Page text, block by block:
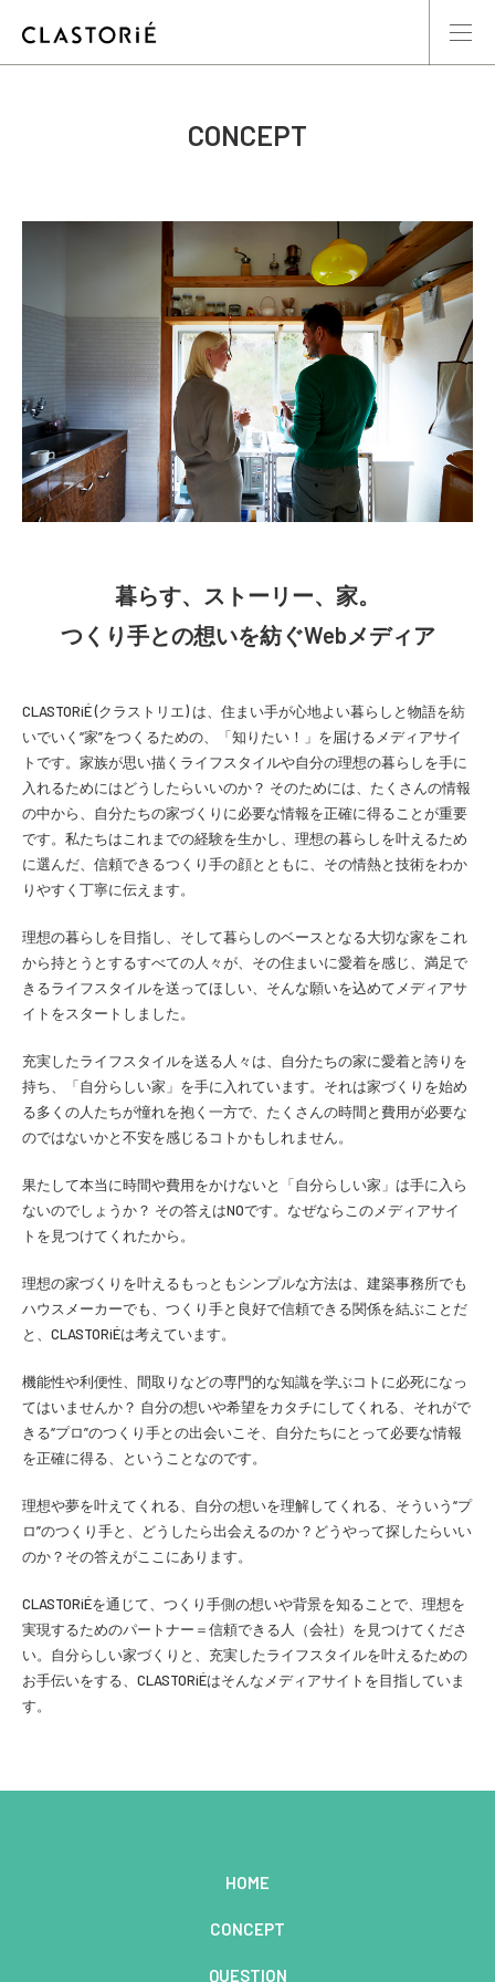
CONCEPT
暮らす、ストーリー、家。
つくり手との想いを紡ぐWebメディア
CLASTORiÉ (クラストリエ) は、住まい手が心地よい暮らしと物語を紡
いでいく“家”をつくるための、「知りたい！」を届けるメディアサイ
トです。家族が思い描くライフスタイルや自分の理想の暮らしを手に
入れるためにはどうしたらいいのか？ そのためには、たくさんの情報
の中から、自分たちの家づくりに必要な情報を正確に得ることが重要
です。私たちはこれまでの経験を生かし、理想の暮らしを叶えるため
に選んだ、信頼できるつくり手の顔とともに、その情熱と技術をわか
りやすく丁寧に伝えます。
理想の暮らしを目指し、そして暮らしのベースとなる大切な家をこれ
から持とうとするすべての人々が、その住まいに愛着を感じ、満足で
きるライフスタイルを送ってほしい、そんな願いを込めてメディアサ
イトをスタートしました。
充実したライフスタイルを送る人々は、自分たちの家に愛着と誇りを
持ち、「自分らしい家」を手に入れています。それは家づくりを始め
る多くの人たちが憧れを抱く一方で、たくさんの時間と費用が必要な
のではないかと不安を感じるコトかもしれません。
果たして本当に時間や費用をかけないと「自分らしい家」は手に入ら
ないのでしょうか？ その答えはNOです。なぜならこのメディアサイ
トを見つけてくれたから。
理想の家づくりを叶えるもっともシンプルな方法は、建築事務所でも
ハウスメーカーでも、つくり手と良好で信頼できる関係を結ぶことだ
と、CLASTORiÉは考えています。
機能性や利便性、間取りなどの専門的な知識を学ぶコトに必死になっ
てはいませんか？ 自分の想いや希望をカタチにしてくれる、それがで
きる“プロ”のつくり手との出会いこそ、自分たちにとって必要な情報
を正確に得る、ということなのです。
理想や夢を叶えてくれる、自分の想いを理解してくれる、そういう“プ
ロ”のつくり手と、どうしたら出会えるのか？どうやって探したらいい
のか？その答えがここにあります。
CLASTORiÉを通じて、つくり手側の想いや背景を知ることで、理想を
実現するためのパートナー＝信頼できる人（会社）を見つけてくださ
い。自分らしい家づくりと、充実したライフスタイルを叶えるための
お手伝いをする、CLASTORiÉはそんなメディアサイトを目指していま
す。
HOME
CONCEPT
QUESTION